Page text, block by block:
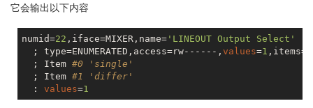
它会输出以下内容
numid=22 ,iface=MIXER,name= 'LINEOUT Output Select'
  ; type=ENUMERATED,access=rw------,
values=1 ,items=
  ; Item
#0 'single'
  ; Item
#1 'differ'
  :
values=1